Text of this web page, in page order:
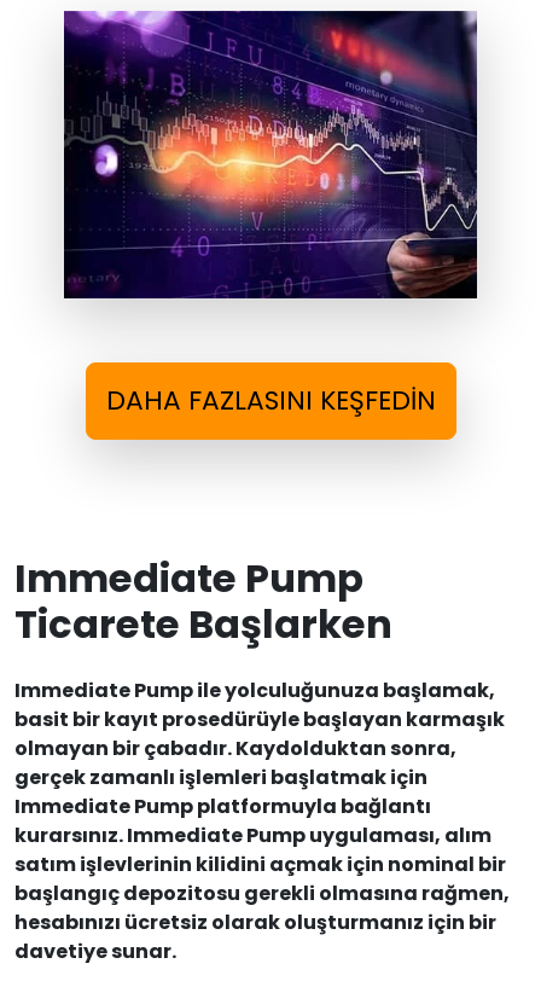
DAHA FAZLASINI KEŞFEDIN
Immediate Pump
Ticarete Başlarken
Immediate Pump ile yolculuğunuza başlamak,
basit bir kayıt prosedürüyle başlayan karmaşık
olmayan bir çabadır. Kaydolduktan sonra,
gerçek zamanlı işlemleri başlatmak için
Immediate Pump platformuyla bağlantı
kurarsınız. Immediate Pump uygulaması, alım
satım işlevlerinin kilidini açmak için nominal bir
başlangıç depozitosu gerekli olmasına rağmen,
hesabınızı ücretsiz olarak oluşturmanız için bir
davetiye sunar.